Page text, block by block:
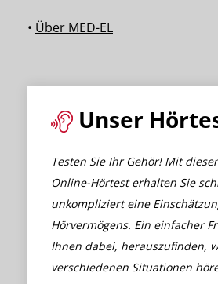
• Über MED-EL
Unser
Testen Sie Ihr Gehör! Mit
Online-Hörtest erhalten Sie
unkompliziert eine
Hörvermögens. Ein einfacher
Ihnen dabei, herauszufinden,
verschiedenen Situationen